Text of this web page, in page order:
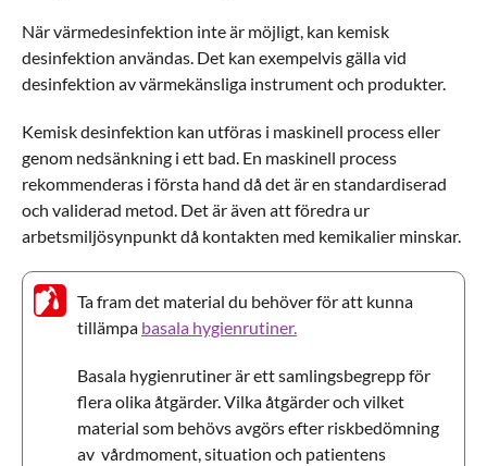
När värmedesinfektion inte är möjligt, kan kemisk
desinfektion användas. Det kan exempelvis gälla vid
desinfektion av värmekänsliga instrument och produkter.
Kemisk desinfektion kan utföras i maskinell process eller
genom nedsänkning i ett bad. En maskinell process
rekommenderas i första hand då det är en standardiserad
och validerad metod. Det är även att föredra ur
arbetsmiljösynpunkt då kontakten med kemikalier minskar.
Ta fram det material du behöver för att kunna
tillämpa basala hygienrutiner.
Basala hygienrutiner är ett samlingsbegrepp för
flera olika åtgärder. Vilka åtgärder och vilket
material som behövs avgörs efter riskbedömning
av vårdmoment, situation och patientens